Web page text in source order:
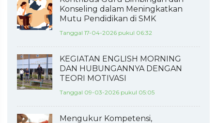
Konseling dalam Meningkatkan
Mutu Pendidikan di SMK
Tanggal 17-04-2026 pukul 06:32
KEGIATAN ENGLISH MORNING
DAN HUBUNGANNYA DENGAN
TEORI MOTIVASI
Tanggal 09-03-2026 pukul 05:05
Mengukur Kompetensi,